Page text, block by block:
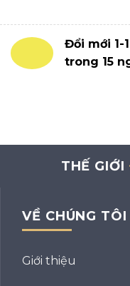
Đổi mới 1-1
trong 15
THẾ GIỚI
VỀ CHÚNG TÔI
Giới thiệu